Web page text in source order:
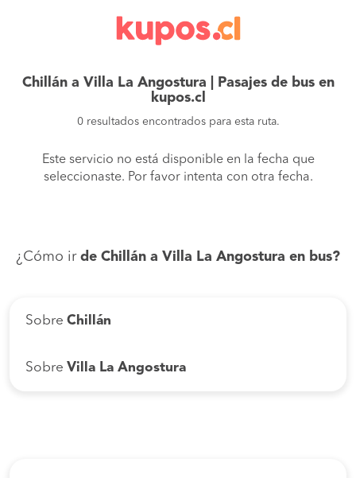
Chillán a Villa La Angostura | Pasajes de bus en
kupos.cl
0 resultados encontrados para esta ruta.
Este servicio no está disponible en la fecha que
seleccionaste. Por favor intenta con otra fecha.
¿Cómo ir de Chillán a Villa La Angostura en bus?
Sobre Chillán
Sobre Villa La Angostura